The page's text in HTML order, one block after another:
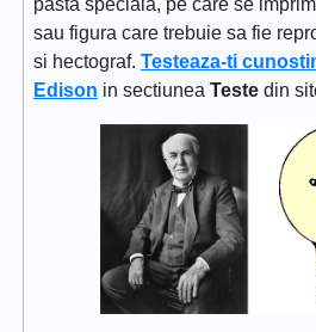
pasta speciala, pe care se
sau figura care trebuie sa fie
si hectograf. Testeaza-ti
Edison in sectiunea Teste din